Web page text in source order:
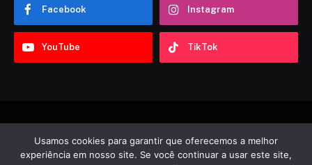
Facebook Instagram
YouTube TikTok
© 2026 Sobre ABC. Desenvolvido por Tooncadilhos
Usamos cookies para garantir que oferecemos a melhor
experiência em nosso site. Se você continuar a usar este site,